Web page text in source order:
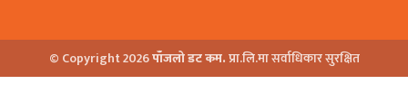
© Copyright 2026पाँजलो डट कम.प्रा.लि.मा सर्वाधिकार सुरक्षित